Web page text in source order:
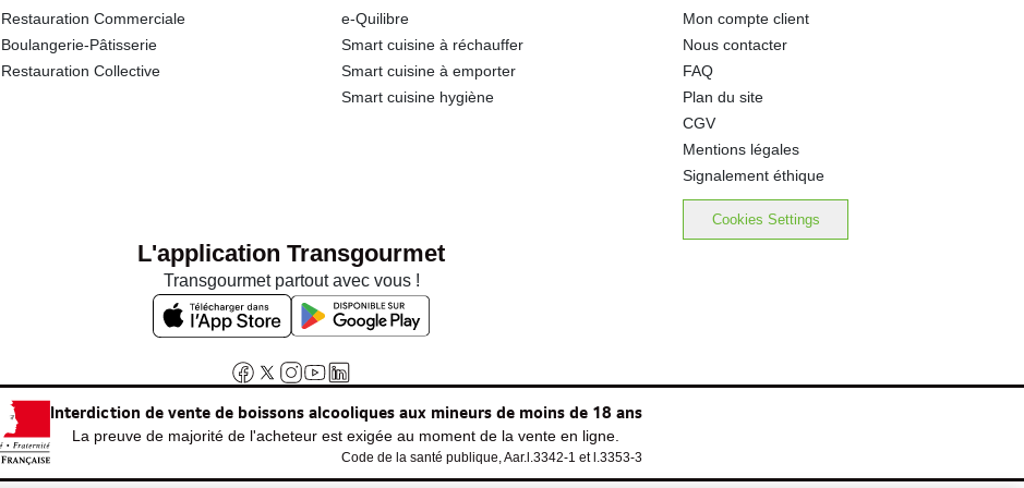
Restauration Commerciale
Boulangerie-Pâtisserie
Restauration Collective
e-Quilibre
Smart cuisine à réchauffer
Smart cuisine à emporter
Smart cuisine hygiène
Mon compte client
Nous contacter
FAQ
Plan du site
CGV
Mentions légales
Signalement éthique
Cookies Settings
L'application Transgourmet
Transgourmet partout avec vous !
Interdiction de vente de boissons alcooliques aux mineurs de moins de 18 ans
La preuve de majorité de l'acheteur est exigée au moment de la vente en ligne.
Code de la santé publique, Aar.l.3342-1 et l.3353-3